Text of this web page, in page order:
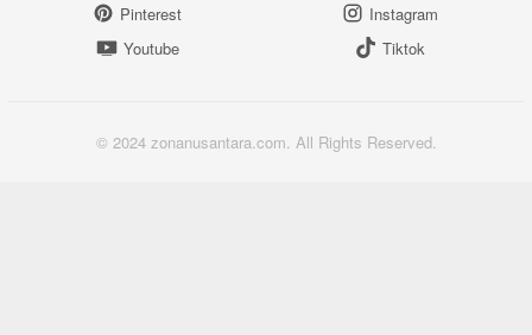
Pinterest
Instagram
Youtube
Tiktok
© 2024 zonanusantara.com. All Rights Reserved.